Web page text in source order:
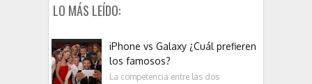
LO MÁS LEÍDO:
iPhone vs Galaxy ¿Cuál prefieren
los famosos?
La competencia entre las dos